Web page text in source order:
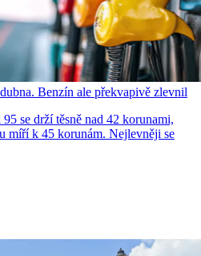
Benzín ale překvapivě zlevnil
se drží těsně nad 42 korunami,
míří k 45 korunám. Nejlevněji se